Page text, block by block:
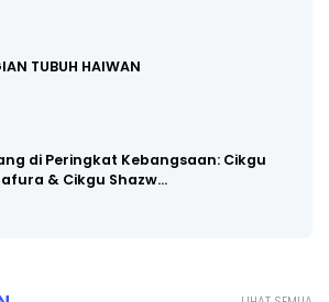
TUBUH HAIWAN
di Peringkat Kebangsaan: Cikgu
& Cikgu Shazw…